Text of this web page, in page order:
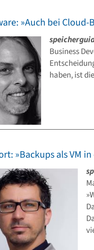
»Auch bei
Business
haben, ist
»Backups als VM